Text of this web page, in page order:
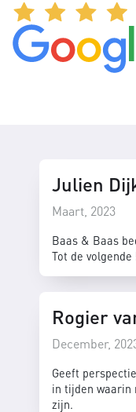
Julien
Maart, 2023
Baas & Baas
Tot de volgende
Rogier
December,
Geeft
in tijden waarin
zijn.